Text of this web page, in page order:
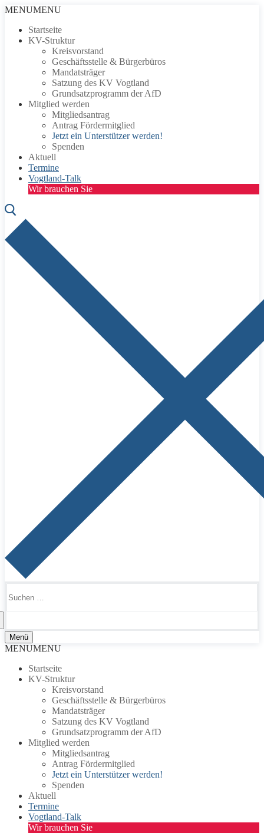
Zum
springen
Menü
Schließen
MENUMENU
Startseite
KV-Struktur
Kreisvorstand
Geschäftsstelle & Bürgerbüros
Mandatsträger
Satzung des KV Vogtland
Grundsatzprogramm der AfD
Mitglied werden
Mitgliedsantrag
Antrag Fördermitglied
Jetzt ein Unterstützer werden!
Spenden
Aktuell
Termine
Vogtland-Talk
Wir brauchen Sie
nach:
Menü
MENUMENU
Startseite
KV-Struktur
Kreisvorstand
Geschäftsstelle & Bürgerbüros
Mandatsträger
Satzung des KV Vogtland
Grundsatzprogramm der AfD
Mitglied werden
Mitgliedsantrag
Antrag Fördermitglied
Jetzt ein Unterstützer werden!
Spenden
Aktuell
Termine
Vogtland-Talk
Wir brauchen Sie